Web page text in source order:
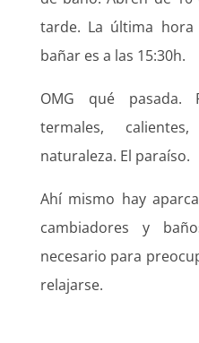
tarde. La última
bañar es a las 15:30h.
OMG qué pasada.
termales,
naturaleza. El paraíso.
Ahí mismo hay
cambiadores y
necesario para
relajarse.